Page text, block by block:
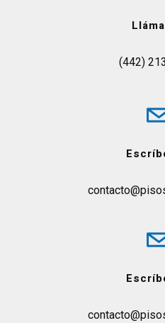
(442)